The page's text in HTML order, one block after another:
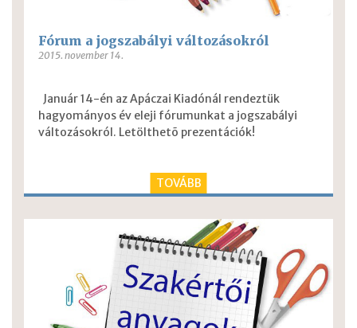
Fórum a jogszabályi változásokról
2015. november 14.
Január 14-én az Apáczai Kiadónál rendeztük
hagyományos év eleji fórumunkat a jogszabályi
változásokról. Letölthetõ prezentációk!
TOVÁBB